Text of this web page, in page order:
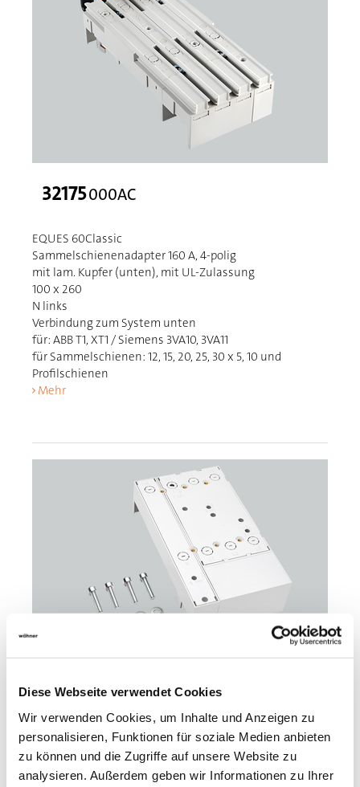
Diese Webseite verwendet Cookies
Wir verwenden Cookies, um Inhalte und Anzeigen zu
personalisieren, Funktionen für soziale Medien anbieten
zu können und die Zugriffe auf unsere Website zu
analysieren. Außerdem geben wir Informationen zu Ihrer
32175000AC
EQUES 60Classic
Sammelschienenadapter 160 A, 4-polig
mit lam. Kupfer (unten), mit UL-Zulassung
100 x 260
N links
Verbindung zum System unten
für: ABB T1, XT1 / Siemens 3VA10, 3VA11
für Sammelschienen: 12, 15, 20, 25, 30 x 5, 10 und
Profilschienen
Mehr
32642
EQUES 60Classic
Sammelschienenadapter 250 A, 4-polig